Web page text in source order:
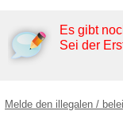
Es gibt
Sei der
Melde den illegalen /